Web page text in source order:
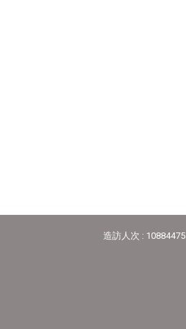
造訪人次 : 10884475